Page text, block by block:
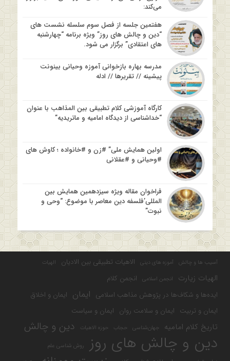
می‌کند:
هفتمین جلسه از فصل سوم سلسله نشست های
“دین و چالش های روز” ویژه برنامه “چهارشنبه
های اعتقادی” برگزار می شود.
مدرسه بهاره بازخوانی آموزه وحیانی بینونت
پیشینه // تقریرها // ادله
کارگاه آموزشی کلام تطبیقی بین المذاهب با عنوان
“خداشناسی از دیدگاه امامیه و ماتریدیه”
اولین همایش ملی” #زن و #خانواده ؛ کاوش های
#وحیانی و #عقلانی
فراخوان مقاله ویژه سیزدهمین همایش بین
المللی’فلسفه دین معاصر با موضوع: “وحی و
نبوت”
آسیب ها و چالش آموزه های دینی الاهیات تطبیقی بین الادیان الهیات
الهیات زیارت انجمن اسلامی
انجمن کلام
ایده‌ها و شکاف‌ها در پژوهش مذاهب اسلامی ایمان ایمان و اخلاق
ایمان و تربیت ایمان و سلامت روان ایمان و سیاست
تاریخ کلام امامیه جهان‌شناسی حجاب حوزه الاهیات دین و چالش
دین و چالش های روز روش شناسی علم